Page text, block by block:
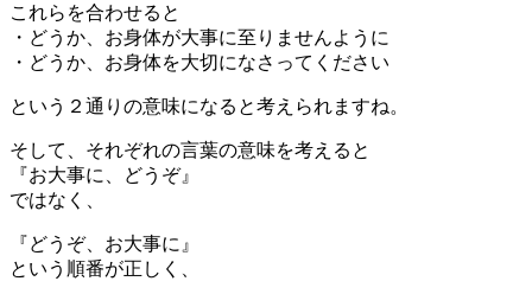
これらを合わせると
・どうか、お身体が大事に至りませんように
・どうか、お身体を大切になさってください
という２通りの意味になると考えられますね。
そして、それぞれの言葉の意味を考えると
『お大事に、どうぞ』
ではなく、
『どうぞ、お大事に』
という順番が正しく、